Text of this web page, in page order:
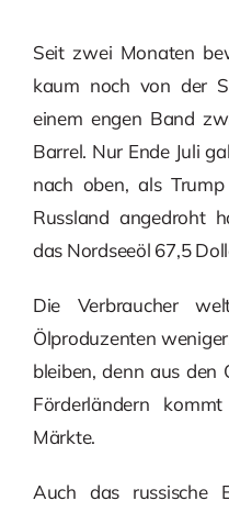
Seit zwei Monaten
kaum noch von der
einem engen Band
Barrel. Nur Ende Juli
nach oben, als
Russland angedroht
das Nordseeöl 67,5
Die Verbraucher
Ölproduzenten
bleiben, denn aus den
Förderländern
Märkte.
Auch das russische